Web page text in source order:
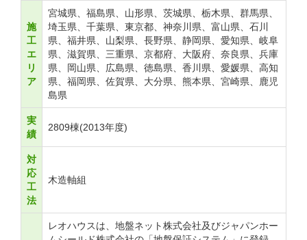
施
工
エ
リ
ア
宮城県、福島県、山形県、茨城県、栃木県、群馬県、
埼玉県、千葉県、東京都、神奈川県、富山県、石川
県、福井県、山梨県、長野県、静岡県、愛知県、岐阜
県、滋賀県、三重県、京都府、大阪府、奈良県、兵庫
県、岡山県、広島県、徳島県、香川県、愛媛県、高知
県、福岡県、佐賀県、大分県、熊本県、宮崎県、鹿児
島県
実
績
2809棟(2013年度)
対
応
工
法
木造軸組
レオハウスは、地盤ネット株式会社及びジャパンホー